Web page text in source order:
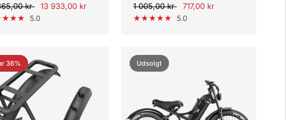
kr 13 933,00 kr
5.0
1 005,00 kr 717,00 kr
5.0
36% Udsolgt